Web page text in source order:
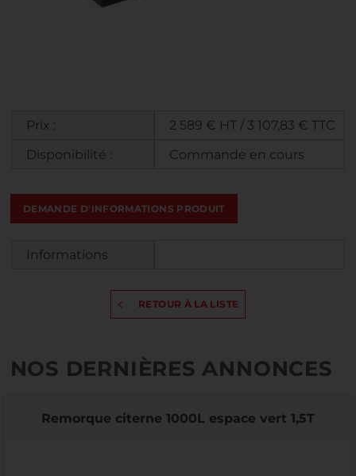
Prix :
2 589 € HT / 3 107,83 € TTC
Disponibilité :
Commande en cours
DEMANDE D'INFORMATIONS PRODUIT
Informations
RETOUR À LA LISTE
NOS DERNIÈRES ANNONCES
Remorque citerne 1000L espace vert 1,5T